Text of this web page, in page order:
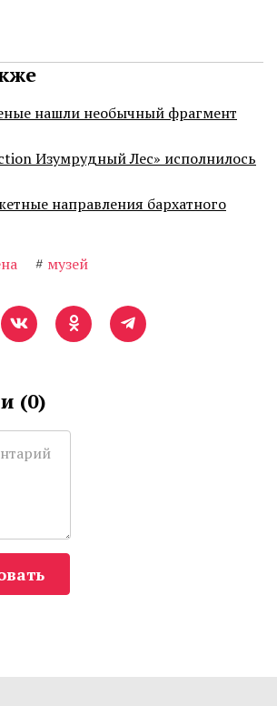
нашли необычный фрагмент
Изумрудный Лес» исполнилось
направления бархатного
# музей
(0)